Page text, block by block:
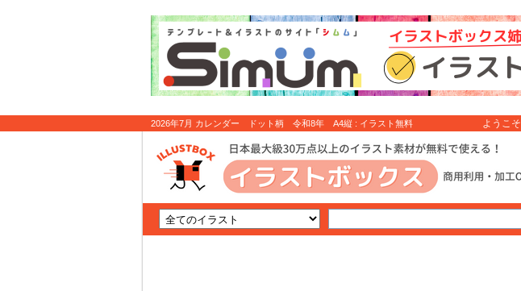
2026年7月 カレンダー ドット柄 令和8年 A4縦 : イラスト無料 ようこそ